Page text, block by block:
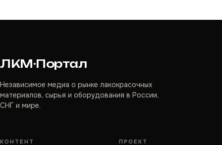
ЛКМ·Портал
Независимое медиа о рынке лакокрасочных
материалов, сырья и оборудования в России,
СНГ и мире.
КОНТЕНТ ПРОЕКТ